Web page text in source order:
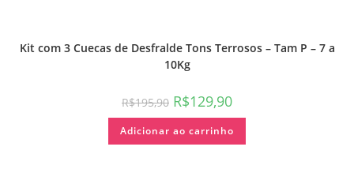
Kit com 3 Cuecas de Desfralde Tons Terrosos – Tam P – 7 a
10Kg
R$195,90 R$129,90
Adicionar ao carrinho